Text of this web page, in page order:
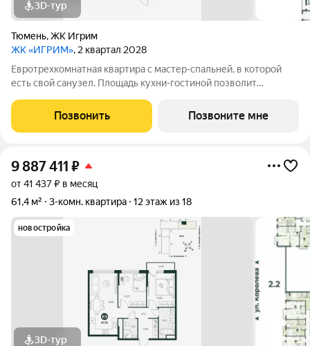
3D-тур
Тюмень,ЖК Игрим
ЖК «ИГРИМ», 2 квартал 2028
Евротрехкомнатная квартира с мастер-спальней, в которой
есть свой санузел. Площадь кухни-гостиной позволит
приготовления пищи. Окна квартиры выходят на две стороны.
В одной из спален есть
Позвонить Позвоните мне
9 887 411 ₽
от 41 437 ₽ в месяц
61,4 м²
3-комн. квартира 12 этаж из 18
новостройка
3D-тур